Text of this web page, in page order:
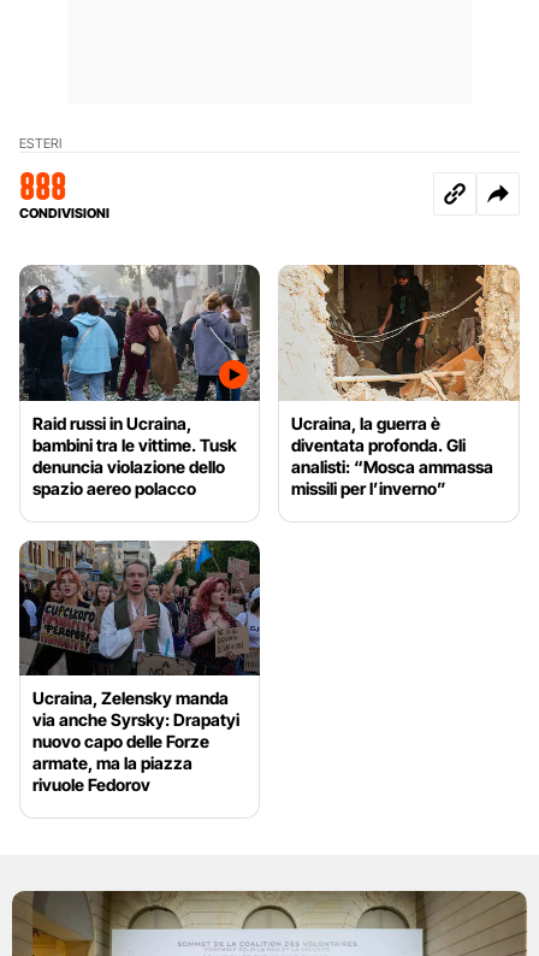
ESTERI
888
CONDIVISIONI
Raid russi in Ucraina,
bambini tra le vittime. Tusk
denuncia violazione dello
spazio aereo polacco
Ucraina, la guerra è
diventata profonda. Gli
analisti: “Mosca ammassa
missili per l’inverno”
Ucraina, Zelensky manda
via anche Syrsky: Drapatyi
nuovo capo delle Forze
armate, ma la piazza
rivuole Fedorov